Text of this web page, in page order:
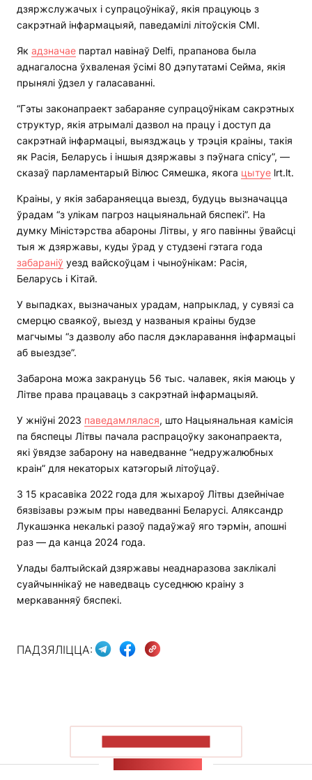
дзяржслужачых і супрацоўнікаў, якія працуюць з
сакрэтнай інфармацыяй, паведамілі літоўскія СМІ.
Як адзначае партал навінаў Delfi, прапанова была
аднагалосна ўхваленая ўсімі 80 дэпутатамі Сейма, якія
прынялі ўдзел у галасаванні.
“Гэты законапраект забараняе супрацоўнікам сакрэтных
структур, якія атрымалі дазвол на працу і доступ да
сакрэтнай інфармацыі, выязджаць у трэція краіны, такія
як Расія, Беларусь і іншыя дзяржавы з пэўнага спісу”, —
сказаў парламентарый Вілюс Сямешка, якога цытуе lrt.lt.
Краіны, у якія забараняецца выезд, будуць вызначацца
ўрадам “з улікам пагроз нацыянальнай бяспекі”. На
думку Міністэрства абароны Літвы, у яго павінны ўвайсці
тыя ж дзяржавы, куды ўрад у студзені гэтага года
забараніў уезд вайскоўцам і чыноўнікам: Расія,
Беларусь і Кітай.
У выпадках, вызначаных урадам, напрыклад, у сувязі са
смерцю сваякоў, выезд у названыя краіны будзе
магчымы “з дазволу або пасля дэкларавання інфармацыі
аб выездзе”.
Забарона можа закрануць 56 тыс. чалавек, якія маюць у
Літве права працаваць з сакрэтнай інфармацыяй.
У жніўні 2023 паведамлялася, што Нацыянальная камісія
па бяспецы Літвы пачала распрацоўку законапраекта,
які ўвядзе забарону на наведванне “недружалюбных
краін” для некаторых катэгорый літоўцаў.
З 15 красавіка 2022 года для жыхароў Літвы дзейнічае
бязвізавы рэжым пры наведванні Беларусі. Аляксандр
Лукашэнка некалькі разоў падаўжаў яго тэрмін, апошні
раз — да канца 2024 года.
Улады балтыйскай дзяржавы неаднаразова заклікалі
суайчыннікаў не наведваць суседнюю краіну з
меркаванняў бяспекі.
ПАДЗЯЛІЦЦА: